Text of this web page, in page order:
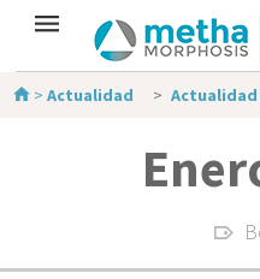
>Actualidad Actualidad